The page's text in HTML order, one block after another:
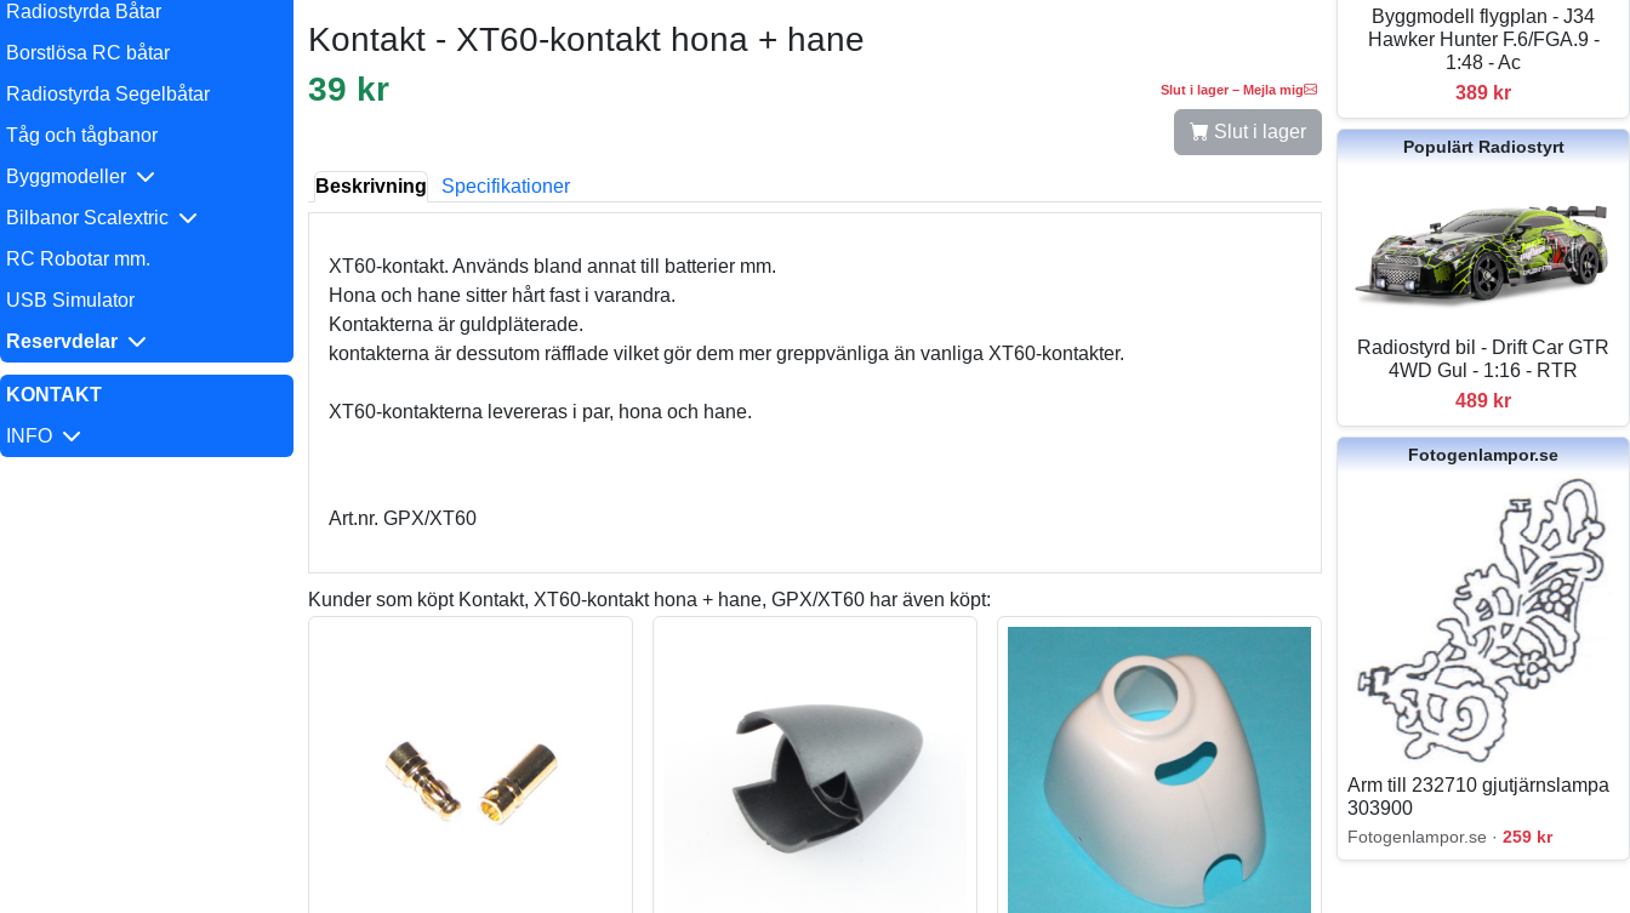
Radiostyrda Båtar
Borstlösa RC båtar
Radiostyrda Segelbåtar
Tåg och tågbanor
Byggmodeller
Bilbanor Scalextric
RC Robotar mm.
USB Simulator
Reservdelar
KONTAKT
INFO
Kontakt - XT60-kontakt hona + hane
39 kr
Slut i lager – Mejla mig
Slut i lager
Beskrivning Specifikationer
XT60-kontakt. Används bland annat till batterier mm.
Hona och hane sitter hårt fast i varandra.
Kontakterna är guldpläterade.
kontakterna är dessutom räfflade vilket gör dem mer greppvänliga än vanliga XT60-kontakter.
XT60-kontakterna levereras i par, hona och hane.
Art.nr. GPX/XT60
Kunder som köpt Kontakt, XT60-kontakt hona + hane, GPX/XT60 har även köpt:
Byggmodell flygplan - J34
Hawker Hunter F.6/FGA.9 -
1:48 - Ac
389 kr
Populärt Radiostyrt
Radiostyrd bil - Drift Car GTR
4WD Gul - 1:16 - RTR
489 kr
Fotogenlampor.se
Arm till 232710 gjutjärnslampa
303900
Fotogenlampor.se ·259 kr